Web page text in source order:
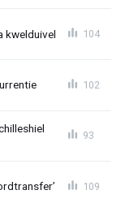
kwelduivel 104
102
93
109